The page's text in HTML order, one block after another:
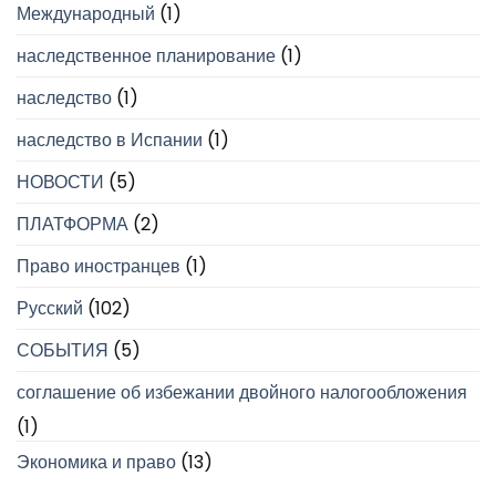
Международный (1)
наследственное планирование (1)
наследство (1)
наследство в Испании (1)
НОВОСТИ (5)
ПЛАТФОРМА (2)
Право иностранцев (1)
Русский (102)
СОБЫТИЯ (5)
соглашение об избежании двойного налогообложения
(1)
Экономика и право (13)